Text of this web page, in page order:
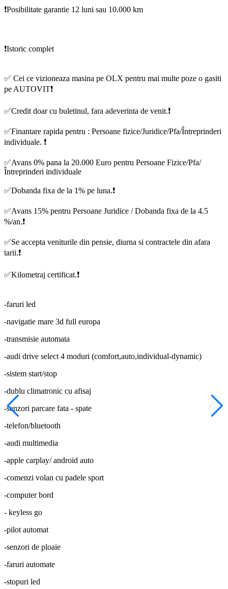
❗️Posibilitate garantie 12 luni sau 10.000 km
❗️Istoric complet
✅ Cei ce vizioneaza masina pe OLX pentru mai multe poze o gasiti
pe AUTOVIT❗️
✅Credit doar cu buletinul, fara adeverinta de venit.❗
✅Finantare rapida pentru : Persoane fizice/Juridice/Pfa/Întreprinderi
individuale. ❗️
✅Avans 0% pana la 20.000 Euro pentru Persoane Fizice/Pfa/
Întreprinderi individuale
✅Dobanda fixa de la 1% pe luna.❗️
✅Avans 15% pentru Persoane Juridice / Dobanda fixa de la 4.5
%/an.❗️
✅Se accepta veniturile din pensie, diurna si contractele din afara
tarii.❗️
✅Kilometraj certificat.❗️
-faruri led
-navigatie mare 3d full europa
-transmisie automata
-audi drive select 4 moduri (comfort,auto,individual-dynamic)
-sistem start/stop
-dublu climatronic cu afisaj
-senzori parcare fata - spate
-telefon/bluetooth
-audi multimedia
-apple carplay/ android auto
-comenzi volan cu padele sport
-computer bord
- keyless go
-pilot automat
-senzori de ploaie
-faruri automate
-stopuri led